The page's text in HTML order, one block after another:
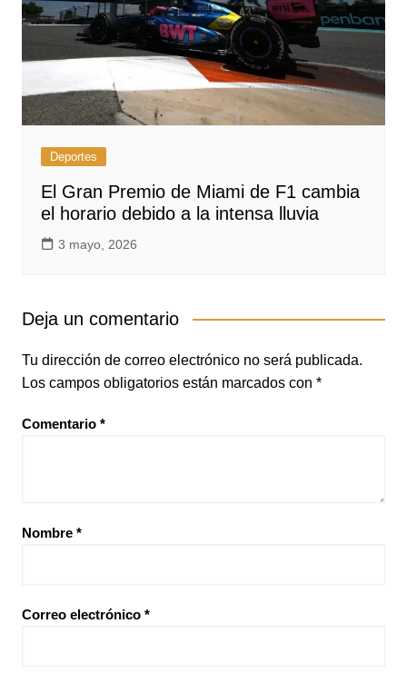
Deportes
El Gran Premio de Miami de F1 cambia
el horario debido a la intensa lluvia
3 mayo, 2026
Deja un comentario
Tu dirección de correo electrónico no será publicada.
Los campos obligatorios están marcados con *
Comentario *
Nombre *
Correo electrónico *